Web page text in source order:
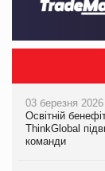
03 березня 2026
Освітній
ThinkGlobal
команди